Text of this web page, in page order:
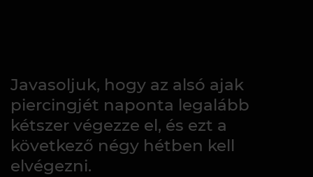
Javasoljuk, hogy az alsó ajak
piercingjét naponta legalább
kétszer végezze el, és ezt a
következő négy hétben kell
elvégezni.